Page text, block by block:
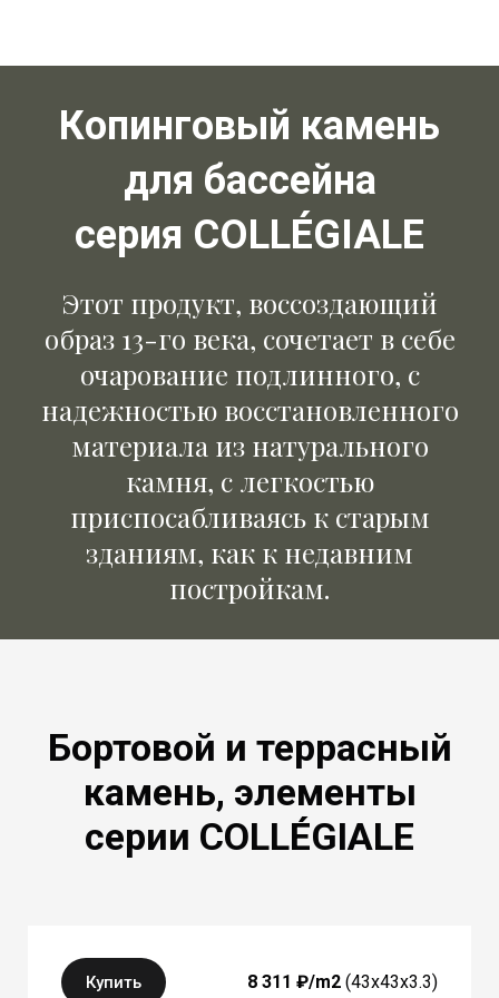
Копинговый камень
для бассейна
серия COLLÉGIALE
Этот продукт, воссоздающий
образ 13-го века, сочетает в себе
очарование подлинного, с
надежностью восстановленного
материала из натурального
камня, с легкостью
приспосабливаясь к старым
зданиям, как к недавним
постройкам.
Бортовой и террасный
камень, элементы
серии COLLÉGIALE
DCCO43 / DRCO64
Купить 8 311 ₽/m2 (43x43x3.3)